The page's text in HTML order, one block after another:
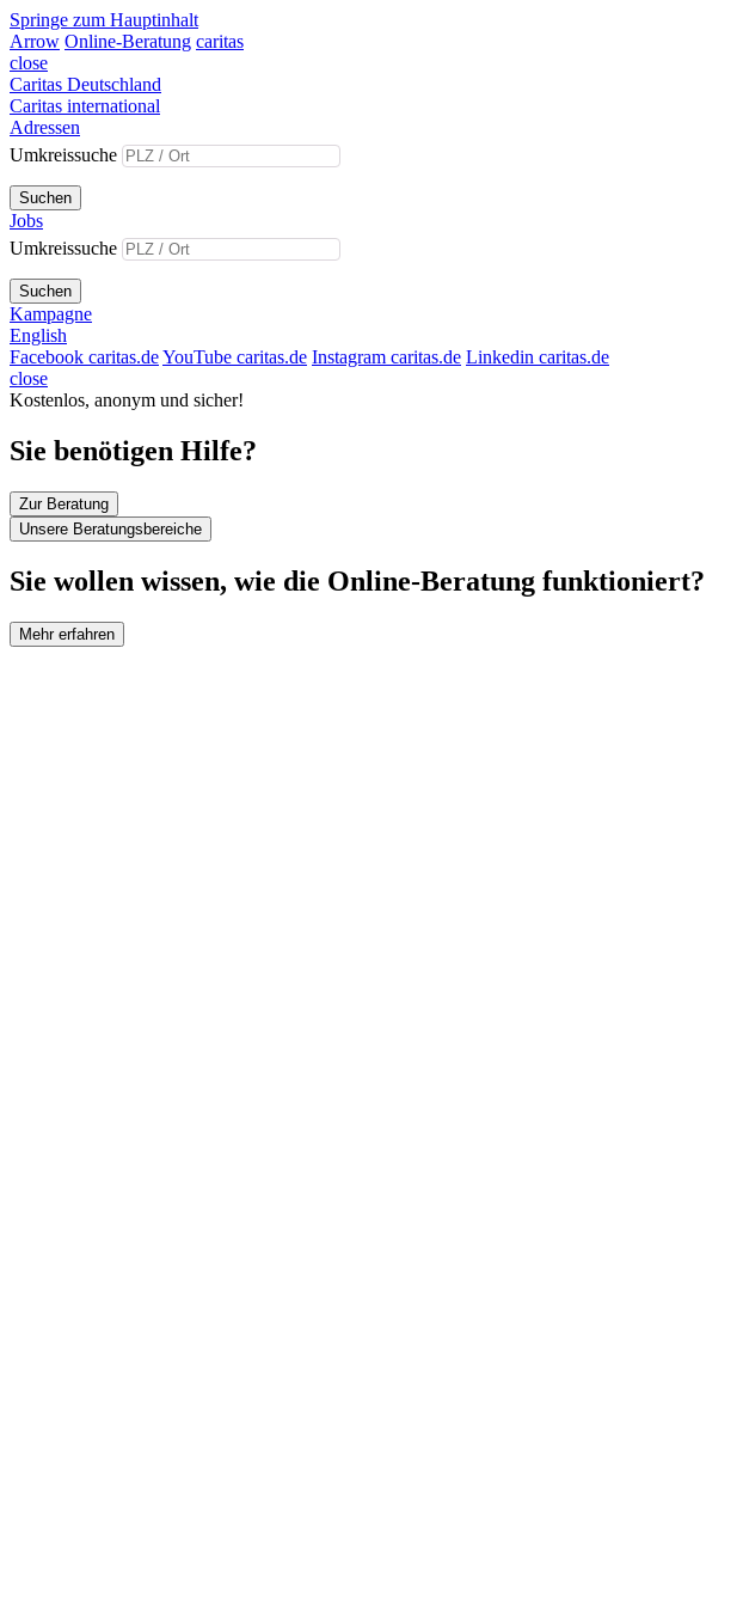
Springe zum Hauptinhalt
Arrow Online-Beratung caritas
close
Caritas Deutschland
Caritas international
Adressen
Umkreissuche
Suchen
Jobs
Umkreissuche
Suchen
Kampagne
English
Facebook caritas.deYouTube caritas.de Instagram caritas.de Linkedin caritas.de
close
Kostenlos, anonym und sicher!
Sie benötigen Hilfe?
Zur Beratung
Unsere Beratungsbereiche
Sie wollen wissen, wie die Online-Beratung funktioniert?
Mehr erfahren